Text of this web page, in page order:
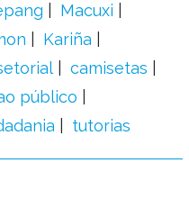
Macuxi
Kariña
camisetas
público
tutorias